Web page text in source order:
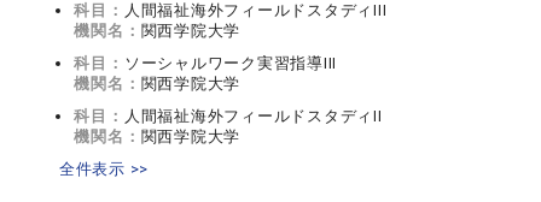
科目： 人間福祉海外フィールドスタディIII
機関名： 関西学院大学
科目： ソーシャルワーク実習指導III
機関名： 関西学院大学
科目： 人間福祉海外フィールドスタディII
機関名： 関西学院大学
全件表示 >>